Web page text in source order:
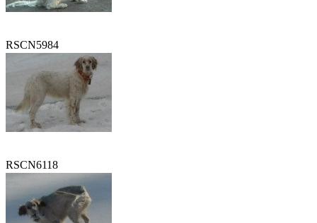
RSCN5984
RSCN6118